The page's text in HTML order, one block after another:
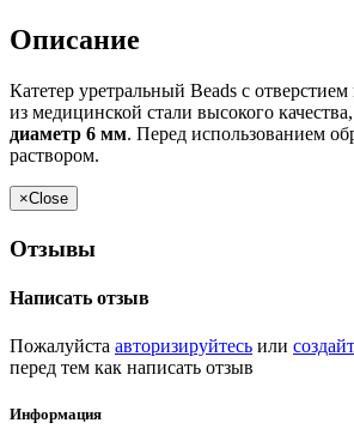
Описание
Катетер уретральный Beads с
из медицинской стали высокого
диаметр 6 мм. Перед использованием
раствором.
×Close
Отзывы
Написать отзыв
Пожалуйста авторизируйтесь или
перед тем как написать отзыв
Информация